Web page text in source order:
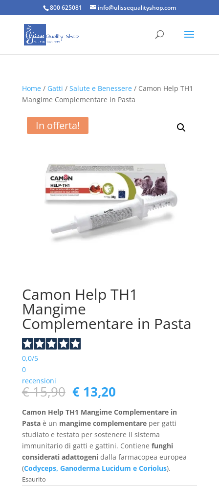
800 625081 info@ulissequalityshop.com
Home/ Gatti / Salute e Benessere/ Camon Help TH1
Mangime Complementare in Pasta
In offerta!
Camon Help TH1
Mangime
Complementare in Pasta
0,0/5
0
recensioni
€15,90 Il
prezzo
originale
era:
€ 15,90.
€13,20Il
attuale
è:
€ 13,20.
Camon Help TH1 Mangime Complementare in
Pastaè un mangime complementareper gatti
studiato e testato per sostenere il sistema
immunitario di gatti e gattini. Contiene funghi
considerati adattogenidalla farmacopea europea
(Codyceps, Ganoderma Lucidum e Coriolus).
Esaurito